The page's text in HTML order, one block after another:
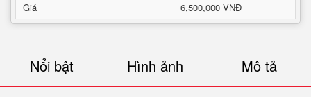
Giá
6,500,000 VNĐ
Nổi bật Hình ảnh Mô tả